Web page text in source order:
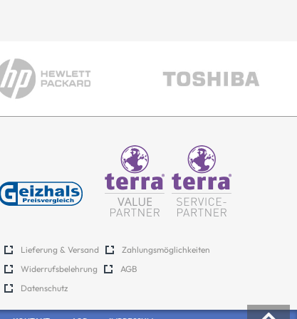
Lieferung & Versand
Zahlungsmöglichkeiten
Widerrufsbelehrung
AGB
Datenschutz